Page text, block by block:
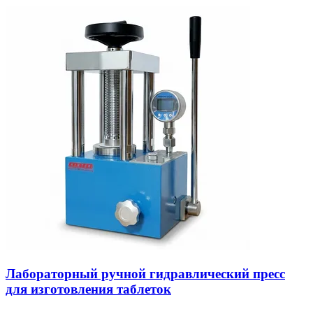
Лабораторный ручной гидравлический пресс
для изготовления таблеток